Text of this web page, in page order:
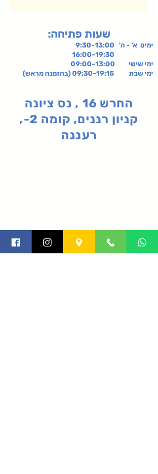
:שעות פתיחה
ימים א' - ה' 9:30-13:00
ימי שישי 09:00-13:00
ימי שבת 09:30-19:15 (בהזמנה מראש)
החרש 16 , נס ציונה
קניון רננים, קומה 2-,
רעננה
תקנון